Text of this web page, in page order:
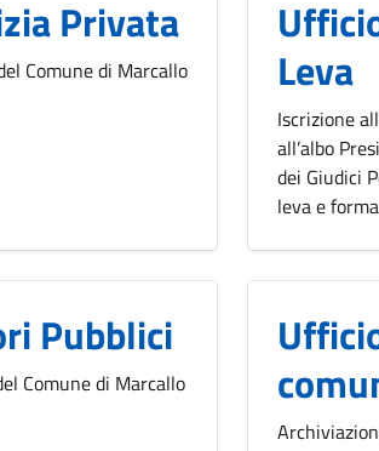
Privata
Comune di Marcallo
Leva
Iscrizione
all’albo
dei Giudici
leva e
Pubblici
Comune di Marcallo